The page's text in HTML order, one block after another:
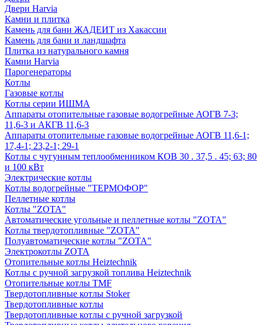
Двери Harvia
Камни и плитка
Камень для бани ЖАДЕИТ из Хакассии
Камень для бани и ландшафта
Плитка из натурального камня
Камни Harvia
Парогенераторы
Котлы
Газовые котлы
Котлы серии ИШМА
Аппараты отопительные газовые водогрейные АОГВ 7-3;
11,6-3 и АКГВ 11,6-3
Аппараты отопительные газовые водогрейные АОГВ 11,6-1;
17,4-1; 23,2-1; 29-1
Котлы с чугунным теплообменником КОВ 30 . 37,5 . 45; 63; 80
и 100 кВт
Электрические котлы
Котлы водогрейные "ТЕРМОФОР"
Пеллетные котлы
Котлы "ZOTA"
Автоматические угольные и пеллетные котлы "ZOTA"
Котлы твердотопливные "ZOTA"
Полуавтоматические котлы "ZOTA"
Электрокотлы ZOTA
Отопительные котлы Heiztechnik
Котлы с ручной загрузкой топлива Heiztechnik
Отопительные котлы TMF
Твердотопливные котлы Stoker
Твердотопливные котлы
Твердотопливные котлы с ручной загрузкой